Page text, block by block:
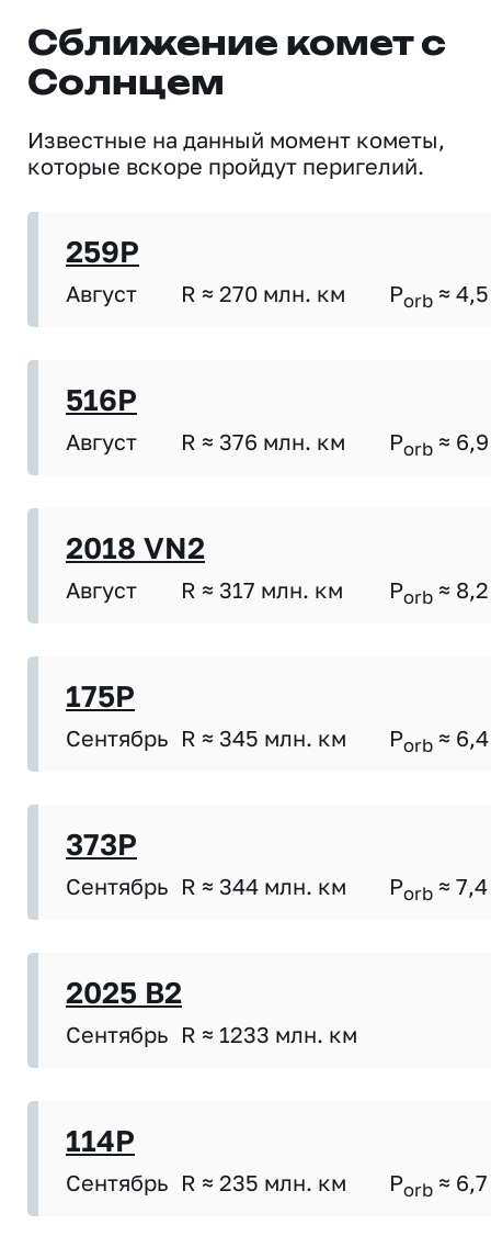
Сближение комет с
Солнцем
Известные на данный момент кометы,
которые вскоре пройдут перигелий.
259P
Август R ≈ 270 млн. км Porb ≈ 4,5
516P
Август R ≈ 376 млн. км Porb ≈ 6,9
2018 VN2
Август R ≈ 317 млн. км Porb ≈ 8,2
175P
Сентябрь R ≈ 345 млн. км Porb ≈ 6,4
373P
Сентябрь R ≈ 344 млн. км Porb ≈ 7,4
2025 B2
Сентябрь R ≈ 1233 млн. км
114P
Сентябрь R ≈ 235 млн. км Porb ≈ 6,7